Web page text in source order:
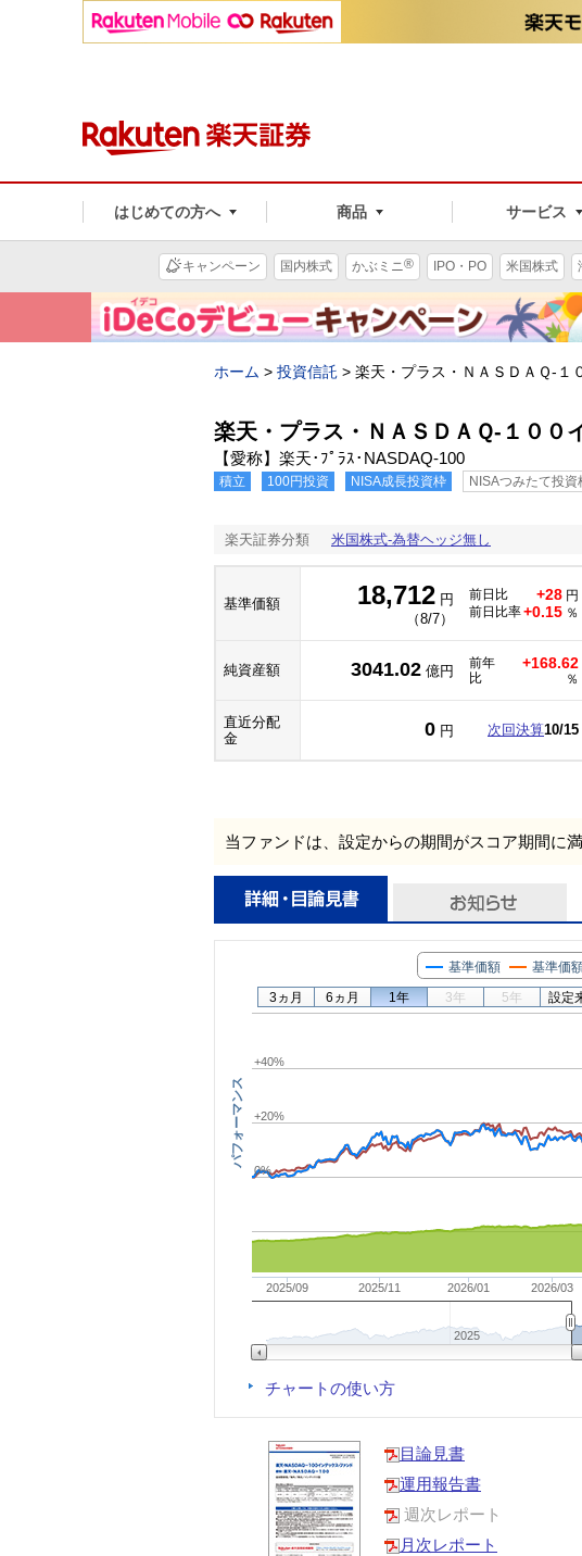
はじめての方へ 商品 サービス
キャンペーン 国内株式 かぶミニ® IPO・PO 米国株式
ホーム > 投資信託 > 楽天・プラス・ＮＡＳＤＡＱ-１
楽天・プラス・ＮＡＳＤＡＱ-１００
【愛称】楽天･ﾌﾟﾗｽ･NASDAQ-100
積立 100円投資 NISA成長投資枠 NISAつみたて投資
楽天証券分類 米国株式-為替ヘッジ無し
基準価額 18,712 円
（8/7）
前日比 +28 円
前日比率+0.15 ％
純資産額 3041.02 億円
前年
比
+168.62
％
直近分配
金
0 円 次回決算10/15
当ファンドは、設定からの期間がスコア期間に
パフォーマンス
基準価額 基準価
2025/09 2025/11 2026/01 2026/03
2025
0%
+20%
+40%
3ヵ月 6ヵ月 1年 3年 5年 設定
チャートの使い方
目論見書
運用報告書
週次レポート
月次レポート